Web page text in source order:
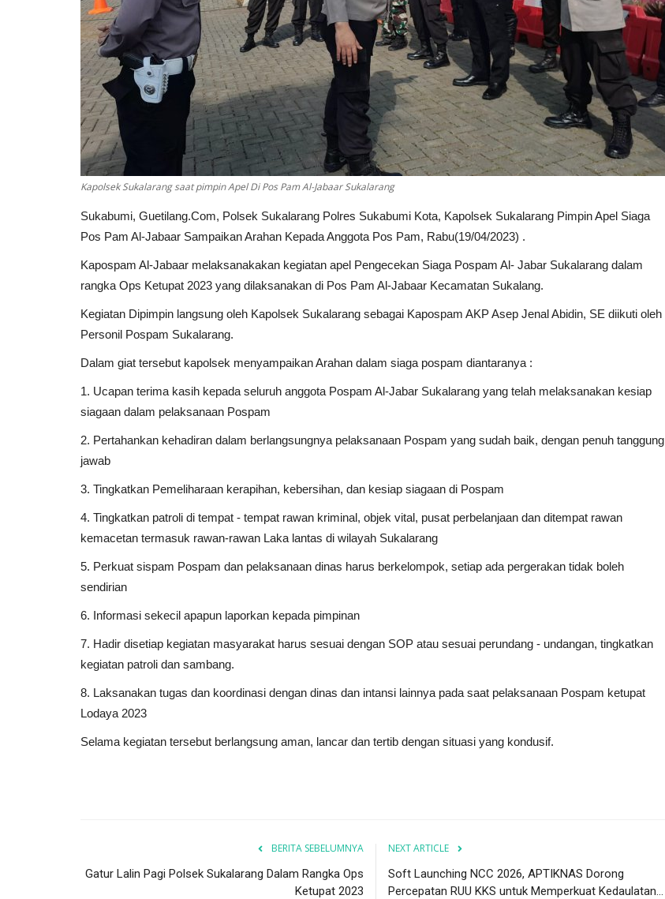
Kapolsek Sukalarang saat pimpin Apel Di Pos Pam Al-Jabaar Sukalarang
Sukabumi, Guetilang.Com, Polsek Sukalarang Polres Sukabumi Kota, Kapolsek Sukalarang Pimpin Apel Siaga
Pos Pam Al-Jabaar Sampaikan Arahan Kepada Anggota Pos Pam, Rabu(19/04/2023) .
Kapospam Al-Jabaar melaksanakakan kegiatan apel Pengecekan Siaga Pospam Al- Jabar Sukalarang dalam
rangka Ops Ketupat 2023 yang dilaksanakan di Pos Pam Al-Jabaar Kecamatan Sukalang.
Kegiatan Dipimpin langsung oleh Kapolsek Sukalarang sebagai Kapospam AKP Asep Jenal Abidin, SE diikuti oleh
Personil Pospam Sukalarang.
Dalam giat tersebut kapolsek menyampaikan Arahan dalam siaga pospam diantaranya :
1. Ucapan terima kasih kepada seluruh anggota Pospam Al-Jabar Sukalarang yang telah melaksanakan kesiap
siagaan dalam pelaksanaan Pospam
2. Pertahankan kehadiran dalam berlangsungnya pelaksanaan Pospam yang sudah baik, dengan penuh tanggung
jawab
3. Tingkatkan Pemeliharaan kerapihan, kebersihan, dan kesiap siagaan di Pospam
4. Tingkatkan patroli di tempat - tempat rawan kriminal, objek vital, pusat perbelanjaan dan ditempat rawan
kemacetan termasuk rawan-rawan Laka lantas di wilayah Sukalarang
5. Perkuat sispam Pospam dan pelaksanaan dinas harus berkelompok, setiap ada pergerakan tidak boleh
sendirian
6. Informasi sekecil apapun laporkan kepada pimpinan
7. Hadir disetiap kegiatan masyarakat harus sesuai dengan SOP atau sesuai perundang - undangan, tingkatkan
kegiatan patroli dan sambang.
8. Laksanakan tugas dan koordinasi dengan dinas dan intansi lainnya pada saat pelaksanaan Pospam ketupat
Lodaya 2023
Selama kegiatan tersebut berlangsung aman, lancar dan tertib dengan situasi yang kondusif.
BERITA SEBELUMNYA
Gatur Lalin Pagi Polsek Sukalarang Dalam Rangka Ops
Ketupat 2023
NEXT ARTICLE
Soft Launching NCC 2026, APTIKNAS Dorong
Percepatan RUU KKS untuk Memperkuat Kedaulatan...